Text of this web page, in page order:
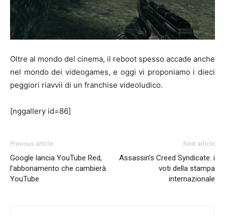
Oltre al mondo del cinema, il reboot spesso accade anche
nel mondo dei videogames, e oggi vi proponiamo i dieci
peggiori riavvii di un franchise videoludico.
[nggallery id=86]
Previous article
Google lancia YouTube Red,
l’abbonamento che cambierà
YouTube
Next article
Assassin’s Creed Syndicate: i
voti della stampa
internazionale